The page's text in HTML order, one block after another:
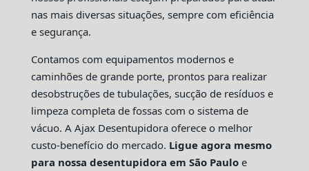
nas mais diversas situações, sempre com eficiência
e segurança.
Contamos com equipamentos modernos e
caminhões de grande porte, prontos para realizar
desobstruções de tubulações, sucção de resíduos e
limpeza completa de fossas com o sistema de
vácuo. A Ajax Desentupidora oferece o melhor
custo-benefício do mercado. Ligue agora mesmo
para nossa desentupidora em São Pauloe